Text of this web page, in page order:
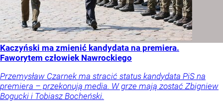
Kaczyński ma zmienić kandydata na premiera.
Faworytem człowiek Nawrockiego
Przemysław Czarnek ma stracić status kandydata PiS na
premiera – przekonują media. W grze mają zostać Zbigniew
Bogucki i Tobiasz Bocheński.